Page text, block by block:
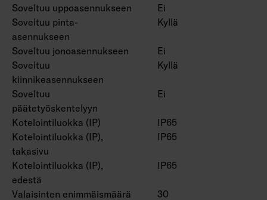
Hyötyelinikä L70 > 100 000 h (Ta25°C).
Hyötyelinikä L80 > 100 000 h (Ta25°C).
Hyötyelinikä L90 > 80 000 h (Ta25°C).
Virtalähteen elinikä 100 000 h.
Tuotesarjan tuotteella 4338606 on saatavana
EPD-dokumentti.
Soveltuu uppoasennukseen
Ei
Soveltuu pinta-
asennukseen
Kyllä
Soveltuu jonoasennukseen
Ei
Soveltuu
kiinnikeasennukseen
Kyllä
Soveltuu
päätetyöskentelyyn
Ei
Kotelointiluokka (IP)
IP65
Kotelointiluokka (IP),
takasivu
IP65
Kotelointiluokka (IP),
edestä
IP65
Valaisinten enimmäismäärä
30